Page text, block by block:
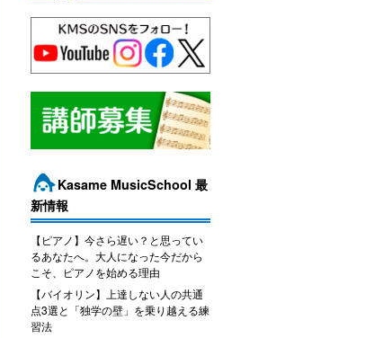
Kasame MusicSchool 最
新情報
【ピアノ】今さら遅い？と思ってい
るあなたへ。大人になった今だから
こそ、ピアノを始める理由
【バイオリン】上達しない人の共通
点3選と「独学の壁」を乗り越える練
習法